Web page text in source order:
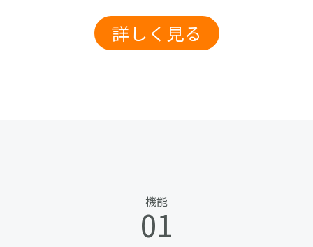
詳しく見る
機能
01